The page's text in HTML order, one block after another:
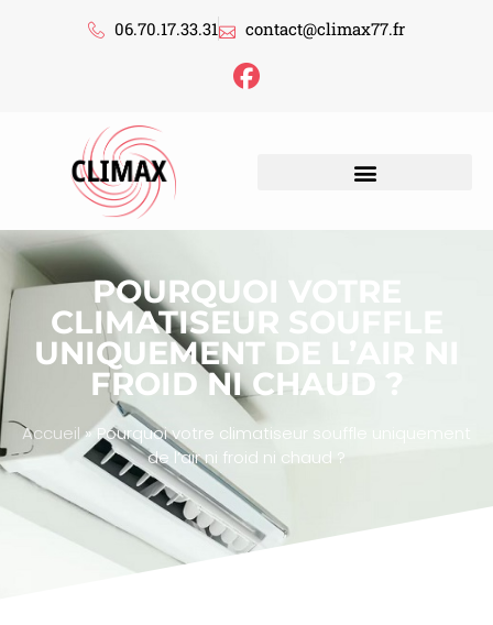
06.70.17.33.31 contact@climax77.fr
POURQUOI VOTRE
CLIMATISEUR SOUFFLE
UNIQUEMENT DE L’AIR NI
FROID NI CHAUD ?
Accueil»Pourquoi votre climatiseur souffle uniquement
de l’air ni froid ni chaud ?